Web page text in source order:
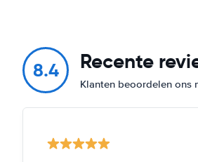
8.4 Recente
Klanten beoordelen ons